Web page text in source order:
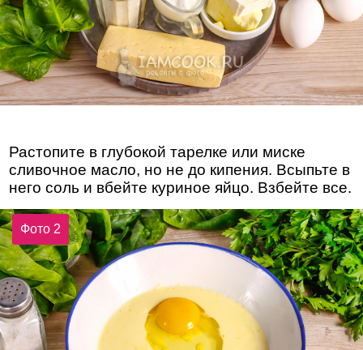
Растопите в глубокой тарелке или миске
сливочное масло, но не до кипения. Всыпьте в
него соль и вбейте куриное яйцо. Взбейте все.
Фото 2